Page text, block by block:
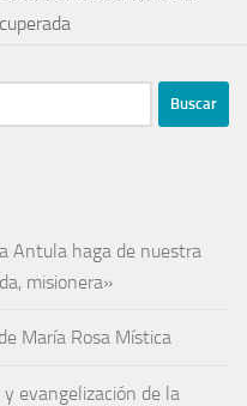
Antula haga de nuestra
misionera»
María Rosa Mística
evangelización de la